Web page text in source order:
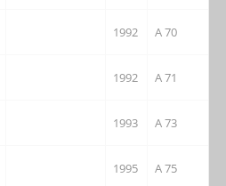
1992 A 70
1992 A 71
1993 A 73
1995 A 75